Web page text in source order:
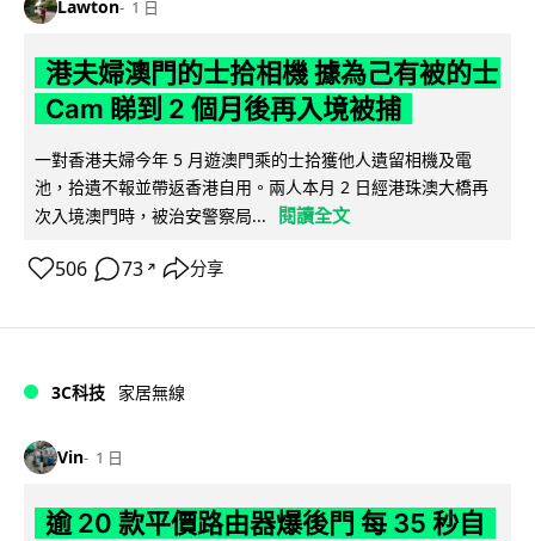
Lawton 1 日
港夫婦澳門的士拾相機 據為己有被的士
Cam 睇到 2 個月後再入境被捕
一對香港夫婦今年 5 月遊澳門乘的士拾獲他人遺留相機及電
池，拾遺不報並帶返香港自用。兩人本月 2 日經港珠澳大橋再
次入境澳門時，被治安警察局...
閱讀全文
506 73 ↗ 分享
3C科技 家居無線
Vin 1 日
逾 20 款平價路由器爆後門 每 35 秒自